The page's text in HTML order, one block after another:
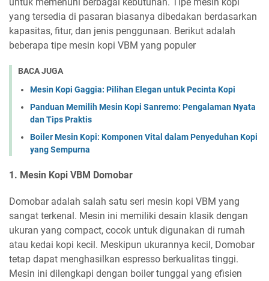
yang tersedia di pasaran biasanya dibedakan berdasarkan
kapasitas, fitur, dan jenis penggunaan. Berikut adalah
beberapa tipe mesin kopi VBM yang populer
BACA JUGA
Mesin Kopi Gaggia: Pilihan Elegan untuk Pecinta Kopi
Panduan Memilih Mesin Kopi Sanremo: Pengalaman Nyata
dan Tips Praktis
Boiler Mesin Kopi: Komponen Vital dalam Penyeduhan Kopi
yang Sempurna
1. Mesin Kopi VBM Domobar
Domobar adalah salah satu seri mesin kopi VBM yang
sangat terkenal. Mesin ini memiliki desain klasik dengan
ukuran yang compact, cocok untuk digunakan di rumah
atau kedai kopi kecil. Meskipun ukurannya kecil, Domobar
tetap dapat menghasilkan espresso berkualitas tinggi.
Mesin ini dilengkapi dengan boiler tunggal yang efisien